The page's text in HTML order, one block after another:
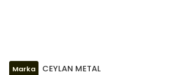
Marka CEYLAN METAL